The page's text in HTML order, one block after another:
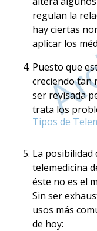
regulan la
hay ciertas
aplicar los
Puesto que
creciendo tan
ser revisada
trata los
Tipos de
La posibilidad
telemedicina
éste no es el
Sin ser
usos más
de hoy: